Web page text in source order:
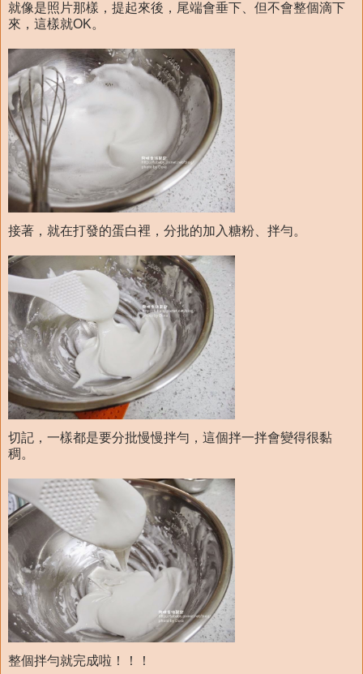
就像是照片那樣，提起來後，尾端會垂下、但不會整個滴下
來，這樣就OK。
接著，就在打發的蛋白裡，分批的加入糖粉、拌勻。
切記，一樣都是要分批慢慢拌勻，這個拌一拌會變得很黏
稠。
整個拌勻就完成啦！！！